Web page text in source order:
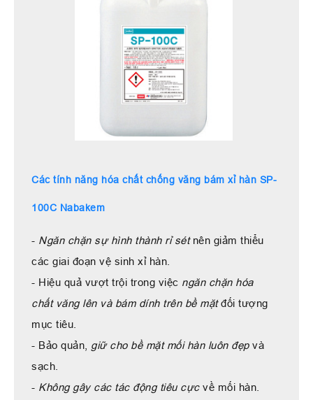
Các tính năng hóa chất chống văng bám xỉ hàn SP-
100C Nabakem
- Ngăn chặn sự hình thành rỉ sétnên giảm thiểu
các giai đoạn vệ sinh xỉ hàn.
- Hiệu quả vượt trội trong việc ngăn chặn hóa
chất văng lên và bám dính trên bề mặtđối tượng
mục tiêu.
- Bảo quản, giữ cho bề mặt mối hàn luôn đẹpvà
sạch.
- Không gây các tác động tiêu cựcvề mối hàn.